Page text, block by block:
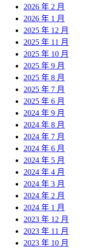
2026 年 2 月
2026 年 1 月
2025 年 12 月
2025 年 11 月
2025 年 10 月
2025 年 9 月
2025 年 8 月
2025 年 7 月
2025 年 6 月
2024 年 9 月
2024 年 8 月
2024 年 7 月
2024 年 6 月
2024 年 5 月
2024 年 4 月
2024 年 3 月
2024 年 2 月
2024 年 1 月
2023 年 12 月
2023 年 11 月
2023 年 10 月